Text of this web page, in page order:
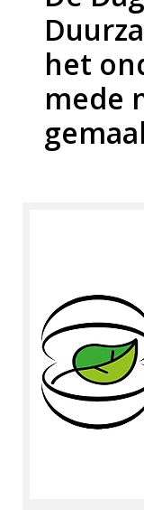
het
mede